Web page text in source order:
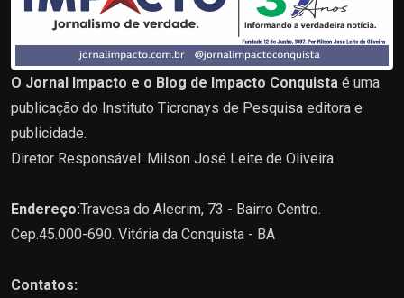
O Jornal Impacto e o Blog de Impacto Conquista é uma
publicação do Instituto Ticronays de Pesquisa editora e
publicidade.
Diretor Responsável: Milson José Leite de Oliveira
Endereço:Travesa do Alecrim, 73 - Bairro Centro.
Cep.45.000-690. Vitória da Conquista - BA
Contatos: